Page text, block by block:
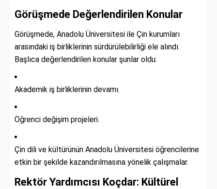
Görüşmede Değerlendirilen Konular
Görüşmede, Anadolu Üniversitesi ile Çin kurumları
arasındaki iş birliklerinin sürdürülebilirliği ele alındı.
Başlıca değerlendirilen konular şunlar oldu:
Akademik iş birliklerinin devamı.
Öğrenci değişim projeleri.
Çin dili ve kültürünün Anadolu Üniversitesi öğrencilerine
etkin bir şekilde kazandırılmasına yönelik çalışmalar.
Rektör Yardımcısı Koçdar: Kültürel